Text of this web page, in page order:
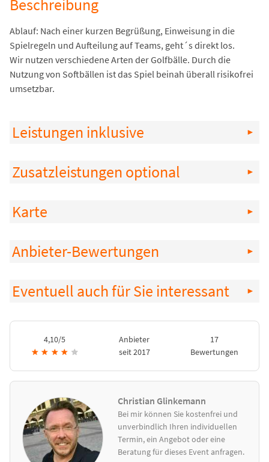
Beschreibung
Ablauf: Nach einer kurzen Begrüßung, Einweisung in die
Spielregeln und Aufteilung auf Teams, geht´s direkt los.
Wir nutzen verschiedene Arten der Golfbälle. Durch die
Nutzung von Softbällen ist das Spiel beinah überall risikofrei
umsetzbar.
Leistungen inklusive
Zusatzleistungen optional
Karte
Anbieter-Bewertungen
Eventuell auch für Sie interessant
4,10/5
★ ★ ★ ★ ★
Anbieter
seit 2017
17
Bewertungen
Christian Glinkemann
Bei mir können Sie kostenfrei und
unverbindlich Ihren individuellen
Termin, ein Angebot oder eine
Beratung für dieses Event anfragen.